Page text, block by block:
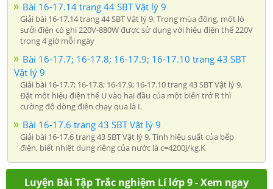
Bài 16-17.14 trang 44 SBT Vật lý 9
Giải bài 16-17.14 trang 44 SBT Vật lý 9. Trong mùa đông, một lò
sưởi điện có ghi 220V-880W được sử dụng với hiệu điện thế 220V
trong 4 giờ mỗi ngày
Bài 16-17.7; 16-17.8; 16-17.9; 16-17.10 trang 43 SBT
Vật lý 9
Giải bài 16-17.7; 16-17.8; 16-17.9; 16-17.10 trang 43 SBT Vật lý 9.
Đặt một hiệu điện thế U vào hai đầu của một biến trở R thì
cường độ dòng điện chạy qua là I.
Bài 16-17.6 trang 43 SBT Vật lý 9
Giải bài 16-17.6 trang 43 SBT Vật lý 9. Tính hiệu suất của bếp
điện, biết nhiệt dung riêng của nước là c=4200J/kg.K
Luyện Bài Tập Trắc nghiệm Lí lớp 9 - Xem ngay